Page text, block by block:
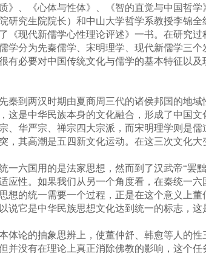
》、《心体与性体》、《智的直觉与中国哲
究生院院长）和中山大学哲学系教授李锦
现代新儒学心性理论评述》一书。在研究
分为先秦儒学、宋明理学、现代新儒学三
必要对中国传统文化与儒学的基本特征以
到两汉时期由夏商周三代的诸侯邦国的地域
是中华民族本身的文化融合，形成了中国
华严宗、禅宗四大宗派，而宋明理学则是
其高潮是五四新文化运动。在这三次文化
六国用的是法家思想，然而到了汉武帝“罢
性。如果我们从另一个角度看，在秦统一
的统一需要一个过程，正是在这个意义上董
它是中华民族思想文化达到统一的标志，
论的抽象思辨上，使董仲舒、韩愈等人的性
没有在理论上真正消除佛教的影响，这个